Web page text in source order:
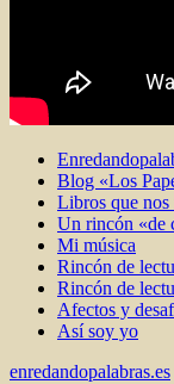
Blog «Los
Libros que nos
Un rincón «de
Mi música
Rincón de
Rincón de
Afectos y
Así soy yo
enredandopalabras.es